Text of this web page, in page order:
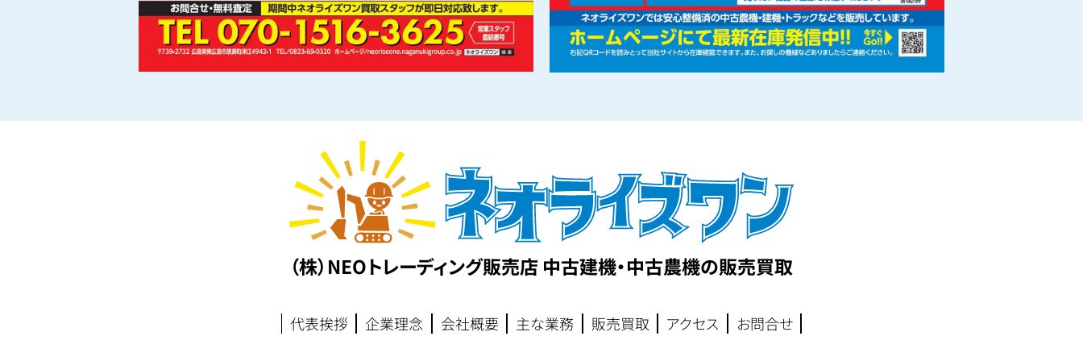
（株）NEOトレーディング販売店 中古建機・中古農機の販売買取
代表挨拶 企業理念 会社概要 主な業務 販売買取 アクセス お問合せ